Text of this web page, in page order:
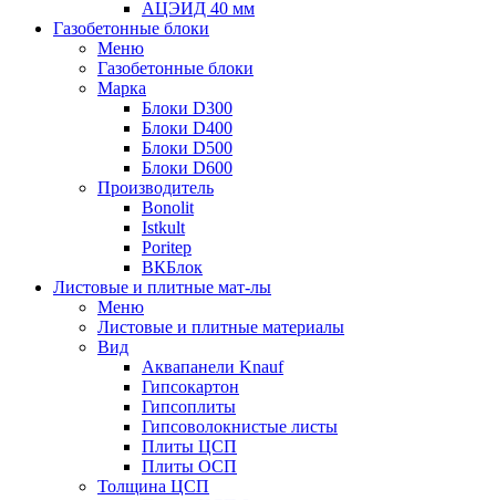
АЦЭИД 40 мм
Газобетонные блоки
Меню
Газобетонные блоки
Марка
Блоки D300
Блоки D400
Блоки D500
Блоки D600
Производитель
Bonolit
Istkult
Poritep
ВКБлок
Листовые и плитные мат-лы
Меню
Листовые и плитные материалы
Вид
Аквапанели Knauf
Гипсокартон
Гипсоплиты
Гипсоволокнистые листы
Плиты ЦСП
Плиты ОСП
Толщина ЦСП